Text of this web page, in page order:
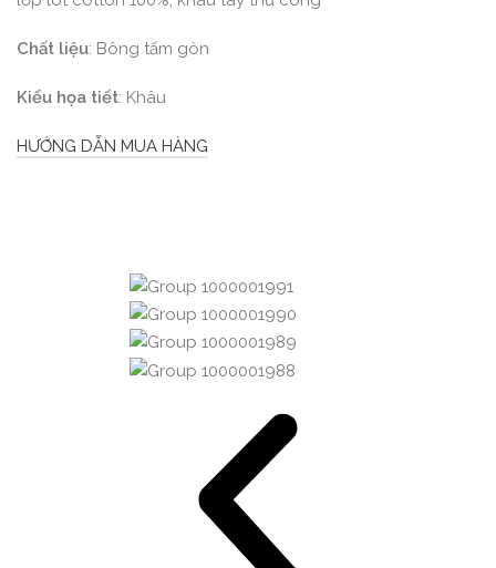
Chất liệu: Bông tấm gòn
Kiểu họa tiết: Khâu
HƯỚNG DẪN MUA HÀNG